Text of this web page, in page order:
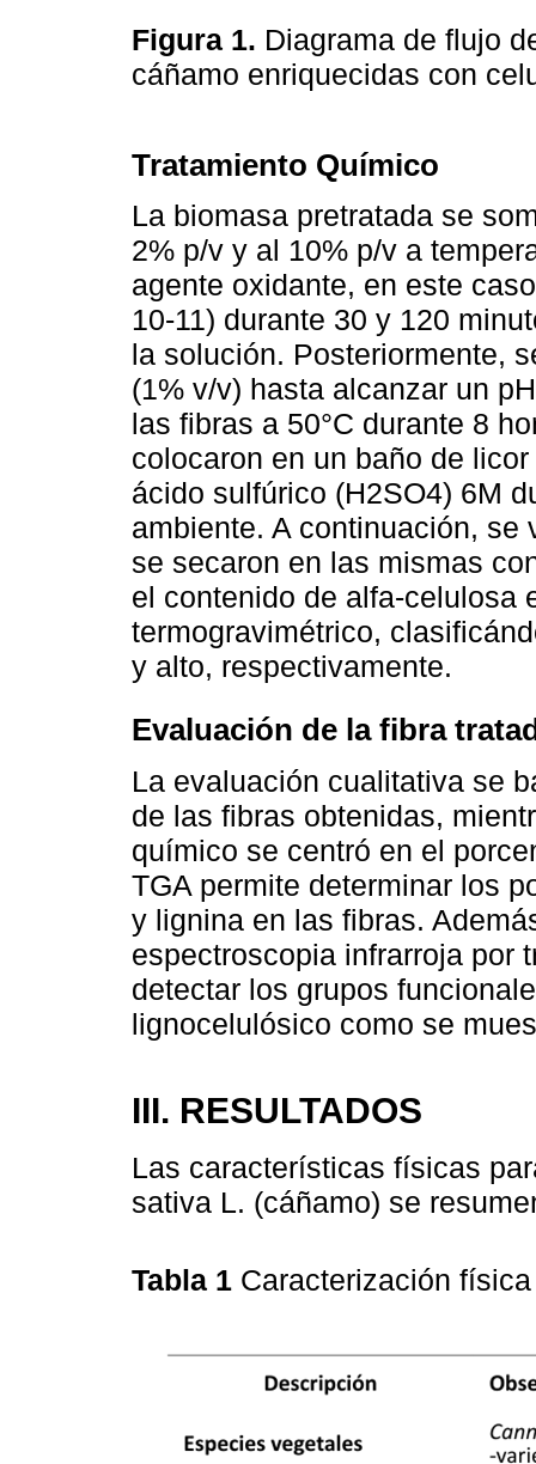
Figura 1. Diagrama de flujo
cáñamo enriquecidas con
Tratamiento Químico
La biomasa pretratada se
2% p/v y al 10% p/v a
agente oxidante, en este
10-11) durante 30 y 120
la solución. Posteriormente,
(1% v/v) hasta alcanzar un
las fibras a 50°C durante 8
colocaron en un baño de
ácido sulfúrico (H2SO4) 6M
ambiente. A continuación,
se secaron en las mismas
el contenido de alfa-celulosa
termogravimétrico,
y alto, respectivamente.
Evaluación de la fibra
La evaluación cualitativa se
de las fibras obtenidas,
químico se centró en el
TGA permite determinar los
y lignina en las fibras.
espectroscopia infrarroja por
detectar los grupos
lignocelulósico como se
III. RESULTADOS
Las características físicas
sativa L. (cáñamo) se
Tabla 1 Caracterización